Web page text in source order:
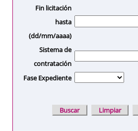
Fin licitación
hasta
(dd/mm/aaaa)
Sistema de
contratación
Fase Expediente